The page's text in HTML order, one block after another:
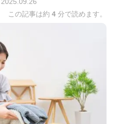
この記事は約 4 分で読めます。